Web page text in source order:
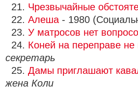
21. Чрезвычайные
22. Алеша - 1980
23. У матросов нет
24. Коней на переправе
секретарь
25. Дамы приглашают
жена Коли